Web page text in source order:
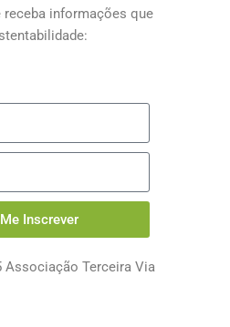
informações que
Me Inscrever
Associação Terceira Via